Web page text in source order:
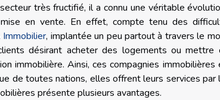
très fructifié, il a connu une véritable
en vente. En effet, compte tenu des
Immobilier, implantée un peu partout à travers le
désirant acheter des logements ou
immobilière. Ainsi, ces compagnies
de toutes nations, elles offrent leurs services par
présente plusieurs avantages.